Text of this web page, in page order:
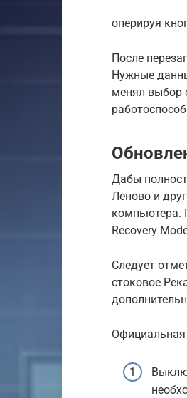
оперируя
После
Нужные
менял выбор
Дабы
Леново и
компьютера.
Recovery
Следует
стоковое